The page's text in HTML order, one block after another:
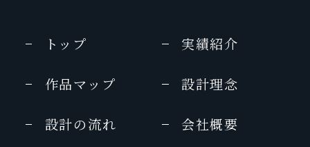
トップ 実績紹介
作品マップ 設計理念
設計の流れ 会社概要